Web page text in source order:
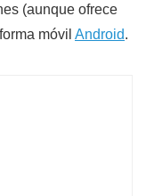
(aunque ofrece
móvil Android.